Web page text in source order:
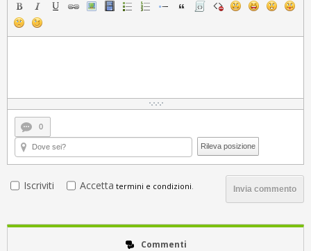
0
Rileva posizione
Invia commento
Iscriviti Accetta termini e condizioni
Commenti